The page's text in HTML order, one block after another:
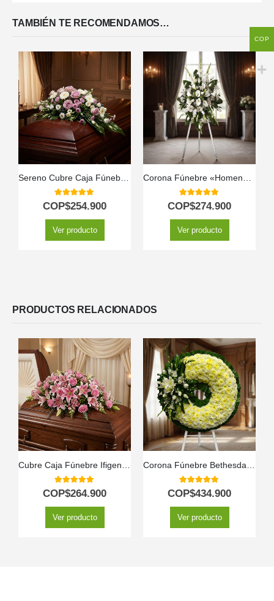
TAMBIÉN TE RECOMENDAMOS…
Sereno Cubre Caja Fúnebre «Jardín de Ines» 🕊️
5.00out of 5
COP$254.900
Ver producto
Corona Fúnebre «Homenaje Guadalupe» con Envío Urgente 🕊️
5.00out of 5
COP$274.900
Ver producto
PRODUCTOS RELACIONADOS
5.00out of 5
COP$264.900
Ver producto
5.00out of 5
COP$434.900
Ver producto
COP